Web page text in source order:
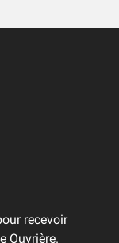
recevoir
Ouvrière.